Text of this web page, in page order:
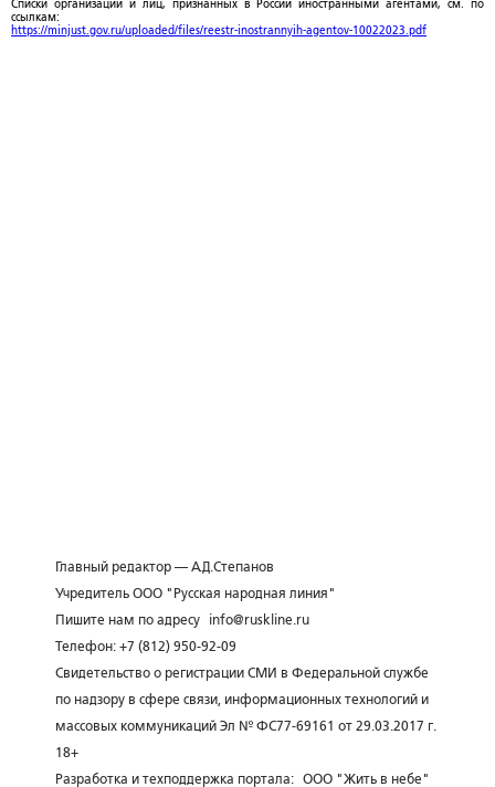
Списки организаций и лиц, признанных в России иностранными агентами, см. по
ссылкам:
https://minjust.gov.ru/uploaded/files/reestr-inostrannyih-agentov-10022023.pdf
Главный редактор — А.Д.Степанов
Учредитель ООО "Русская народная линия"
Пишите нам по адресу
info@ruskline.ru
Телефон: +7 (812) 950-92-09
Свидетельство о регистрации СМИ в Федеральной службе
по надзору в сфере связи, информационных технологий и
массовых коммуникаций Эл № ФС77-69161 от 29.03.2017 г.
18+
Разработка и техподдержка портала: ООО "Жить в небе"